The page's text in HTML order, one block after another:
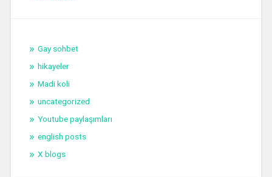
Gay sohbet
hikayeler
Madi koli
uncategorized
Youtube paylaşımları
english posts
X blogs